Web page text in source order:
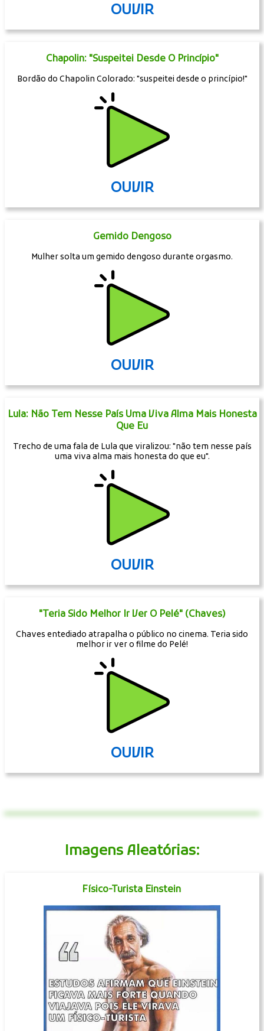
OUVIR
Chapolin: "Suspeitei Desde O Princípio"
Bordão do Chapolin Colorado: "suspeitei desde o princípio!"
OUVIR
Gemido Dengoso
Mulher solta um gemido dengoso durante orgasmo.
OUVIR
Lula: Não Tem Nesse País Uma Viva Alma Mais Honesta
Que Eu
Trecho de uma fala de Lula que viralizou: "não tem nesse país
uma viva alma mais honesta do que eu".
OUVIR
"Teria Sido Melhor Ir Ver O Pelé" (Chaves)
Chaves entediado atrapalha o público no cinema. Teria sido
melhor ir ver o filme do Pelé!
OUVIR
Imagens Aleatórias:
Físico-Turista Einstein